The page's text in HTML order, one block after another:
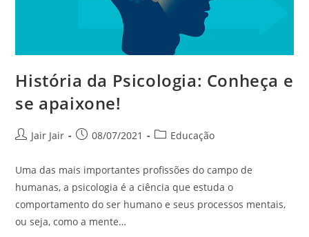
História da Psicologia: Conheça e
se apaixone!
Jair Jair 08/07/2021 Educação
Uma das mais importantes profissões do campo de
humanas, a psicologia é a ciência que estuda o
comportamento do ser humano e seus processos mentais,
ou seja, como a mente…